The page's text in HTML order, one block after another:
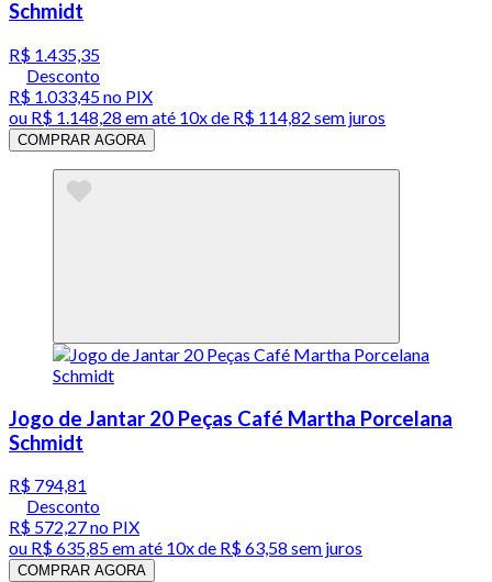
Schmidt
R$ 1.435,35
Desconto
R$ 1.033,45no PIX
ou R$ 1.148,28 em até 10x de R$ 114,82 sem juros
COMPRAR AGORA
Jogo de Jantar 20 Peças Café Martha Porcelana
Schmidt
R$ 794,81
Desconto
R$ 572,27no PIX
ou R$ 635,85em até 10x de R$ 63,58 sem juros
COMPRAR AGORA